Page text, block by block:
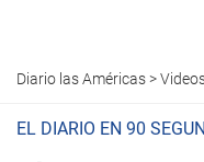
Diario las Américas>
EL DIARIO EN 90